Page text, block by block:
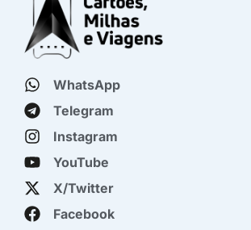
WhatsApp
Telegram
Instagram
YouTube
X/Twitter
Facebook